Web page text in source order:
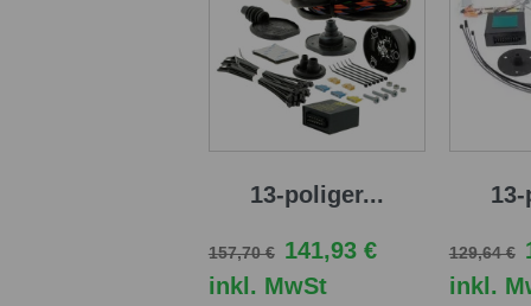
13-poliger...
Verkaufspreis
157,70 € Preis
141,93 €
inkl. MwSt
129,64 €
inkl.